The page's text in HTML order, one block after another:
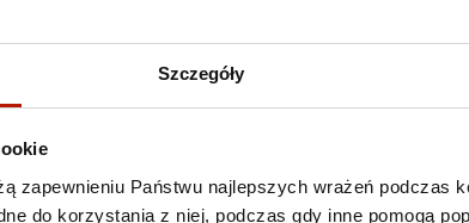
Szczegóły
zapewnieniu Państwu najlepszych wrażeń podczas
do korzystania z niej, podczas gdy inne pomogą
Specyfikacje